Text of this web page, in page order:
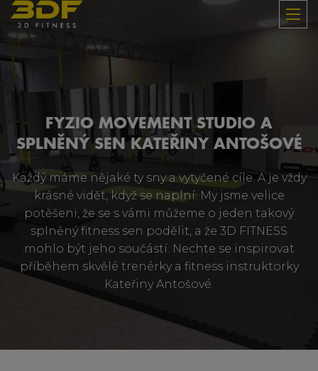
FYZIO MOVEMENT STUDIO A
SPLNĚNÝ SEN KATEŘINY ANTOŠOVÉ
Každý máme nějaké ty sny a vytyčené cíle. A je vždy
krásné vidět, když se naplní. My jsme velice
potěšeni, že se s vámi můžeme o jeden takový
splněný fitness sen podělit, a že 3D FITNESS
mohlo být jeho součástí. Nechte se inspirovat
příběhem skvělé trenérky a fitness instruktorky
Kateřiny Antošové.